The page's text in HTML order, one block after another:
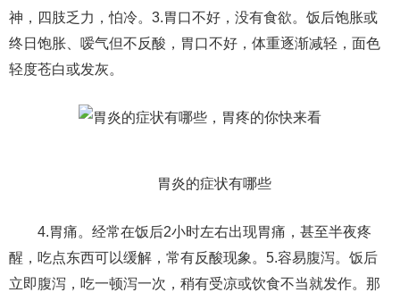
神，四肢乏力，怕冷。3.胃口不好，没有食欲。饭后饱胀或
终日饱胀、嗳气但不反酸，胃口不好，体重逐渐减轻，面色
轻度苍白或发灰。
胃炎的症状有哪些​
4.胃痛。经常在饭后2小时左右出现胃痛，甚至半夜疼
醒，吃点东西可以缓解，常有反酸现象。5.容易腹泻。饭后
立即腹泻，吃一顿泻一次，稍有受凉或饮食不当就发作。那